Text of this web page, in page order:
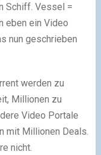
Schiff. Vessel =
eben ein Video
nun geschrieben
werden zu
Millionen zu
Video Portale
mit Millionen Deals.
nicht.